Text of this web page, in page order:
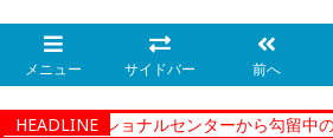
メニュー サイドバー 前へ
HEADLINE
ーコレクショナルセンターから勾留中の